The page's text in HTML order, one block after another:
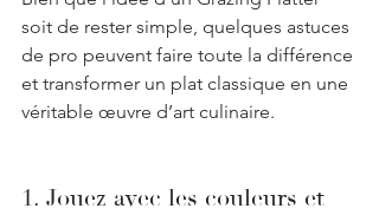
soit de rester simple, quelques astuces
de pro peuvent faire toute la différence
et transformer un plat classique en une
véritable œuvre d’art culinaire.
1. Jouez avec les couleurs et